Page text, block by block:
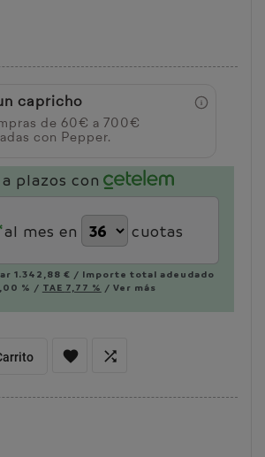
capricho
de 60€ a 700€
con Pepper.
plazos con
al mes en cuotas
1.342,88 € / Importe total adeudado
% / TAE 7,77 % / Ver más
 